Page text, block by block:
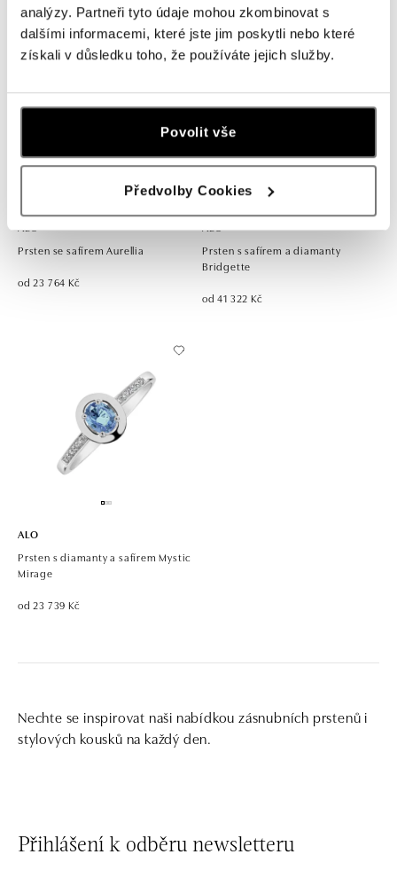
analýzy. Partneři tyto údaje mohou zkombinovat s
dalšími informacemi, které jste jim poskytli nebo které
získali v důsledku toho, že používáte jejich služby.
Povolit vše
Předvolby Cookies
ALO
Prsten se safírem Aurellia
od 23 764 Kč
ALO
Prsten s safírem a diamanty
Bridgette
od 41 322 Kč
ALO
Prsten s diamanty a safírem Mystic
Mirage
od 23 739 Kč
Nechte se inspirovat naši nabídkou zásnubních prstenů i
stylových kousků na každý den.
Přihlášení k odběru newsletteru